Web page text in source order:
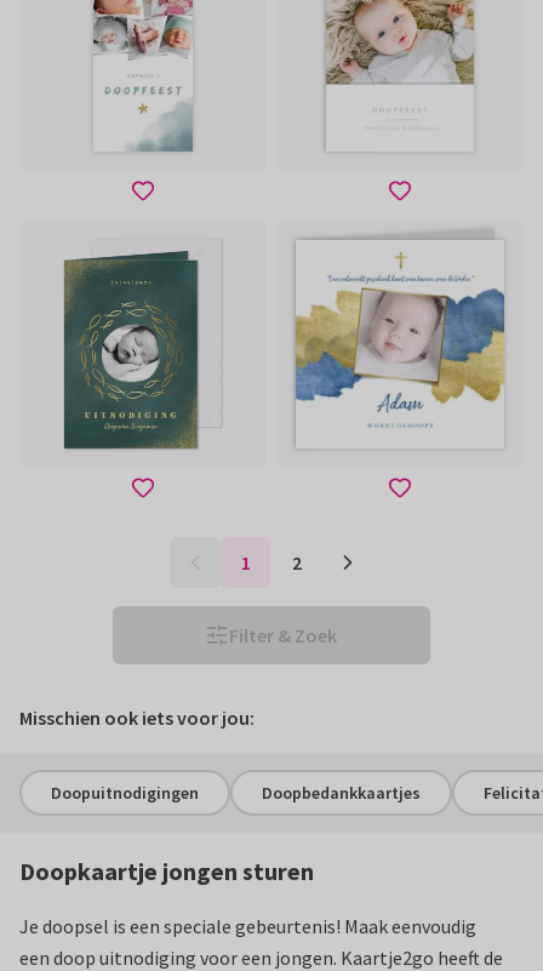
1 2
Filter & Zoek
Misschien ook iets voor jou:
Doopuitnodigingen Doopbedankkaartjes
Doopkaartje jongen sturen
Je doopsel is een speciale gebeurtenis! Maak eenvoudig
een doop uitnodiging voor een jongen. Kaartje2go heeft de